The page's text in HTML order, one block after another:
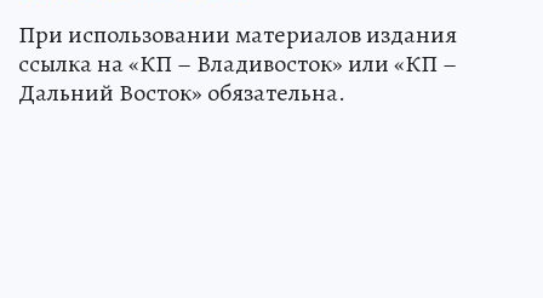
При использовании материалов издания
ссылка на «КП – Владивосток» или «КП –
Дальний Восток» обязательна.